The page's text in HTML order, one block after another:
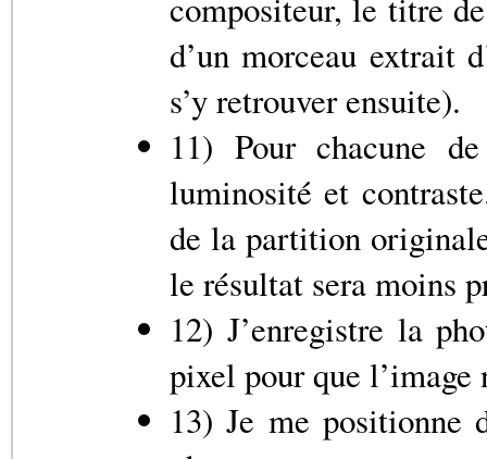
d’un morceau extrait
s’y retrouver ensuite).
11) Pour chacune
luminosité et
de la partition
le résultat sera moins
12) J’enregistre la
pixel pour que
13) Je me positionne